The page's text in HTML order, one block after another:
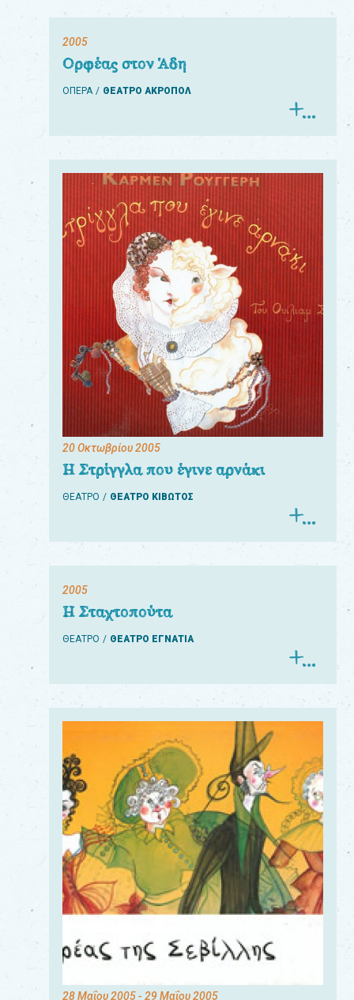
2005
Ορφέας στον Άδη
ΟΠΕΡΑ ΘΕΑΤΡΟ ΑΚΡΟΠΟΛ
20 Οκτωβρίου 2005
Η Στρίγγλα που έγινε αρνάκι
ΘΕΑΤΡΟ ΘΕΑΤΡΟ ΚΙΒΩΤΟΣ
2005
Η Σταχτοπούτα
ΘΕΑΤΡΟ ΘΕΑΤΡΟ ΕΓΝΑΤΙΑ
28 Μαΐου 2005- 29 Μαΐου 2005